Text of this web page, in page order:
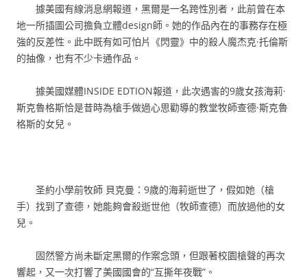
據美國有線消息網報道，黑爾是一名跨性別者，此前曾在本
地一所插圖公司擔負立體design師。她的作品內在的事務存在極
強的反差性。此中既有如可怕片《閃靈》中的殺人魔杰克·托倫斯
的抽像，也有不少卡通作品。
據美國媒體INSIDE EDTION報道，此次遇害的9歲女孩海莉·
斯克魯格斯恰是昔時為槍手做過心思勸導的教堂牧師查德·斯克魯
格斯的女兒。
圣約小學前牧師 貝克曼：9歲的海莉逝世了，假如她（槍
手）找到了查德，她能夠會殺逝世他（牧師查德）而放過他的女
兒。
固然警方尚未斷定黑爾的作案念頭，但跟著校園槍聲的再次
響起，又一次打響了美國國會的“互撕年夜戰”。